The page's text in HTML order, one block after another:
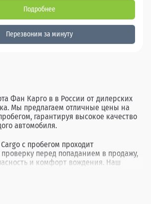
Подробнее
Перезвоним за минуту
Фан Карго в в России от дилерских
Мы предлагаем отличные цены на
гарантируя высокое качество
автомобиля.
с пробегом проходит
перед попаданием в продажу,
и комфорт вождения. Наш
найти идеальный вариант для